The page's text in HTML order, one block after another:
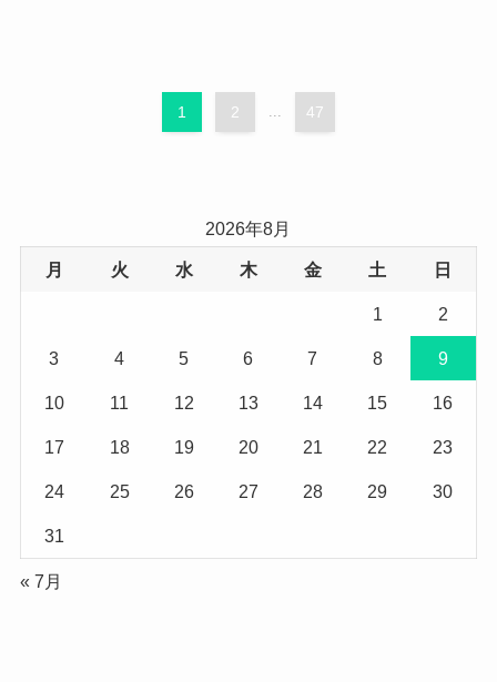
1 2 ... 47
2026年8月
月 火 水 木 金 土 日
1 2
3 4 5 6 7 8 9
10 11 12 13 14 15 16
17 18 19 20 21 22 23
24 25 26 27 28 29 30
31
« 7月